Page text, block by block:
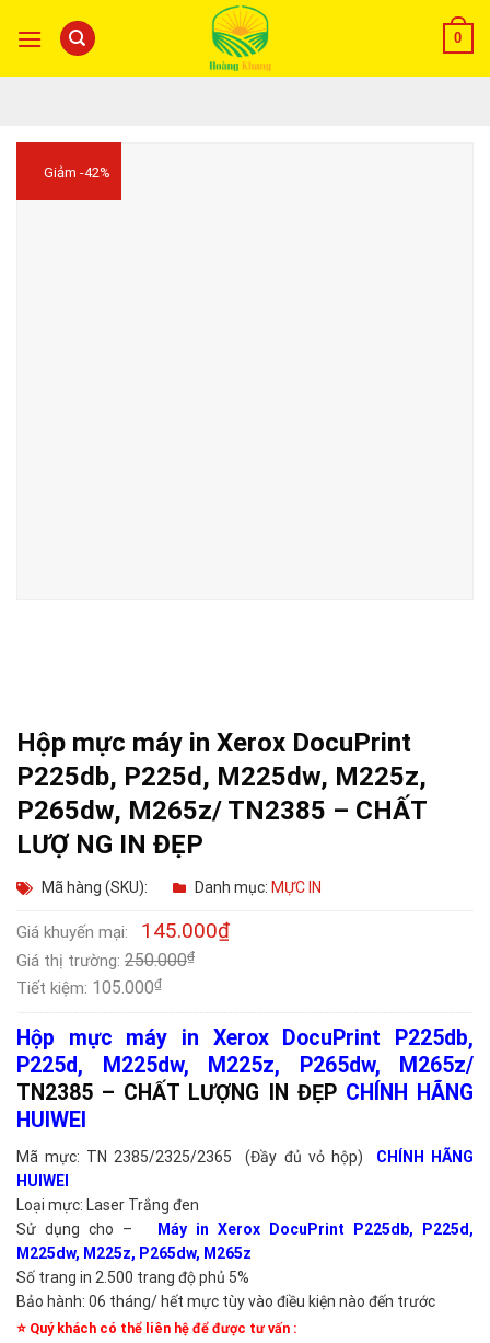
0
Giảm -42%
Hộp mực máy in Xerox DocuPrint
P225db, P225d, M225dw, M225z,
P265dw, M265z/ TN2385 – CHẤT
LƯỢ NG IN ĐẸP
Mã hàng (SKU): Danh mục: MỰC IN
Giá khuyến mại: 145.000₫
Giá thị trường: 250.000₫
Tiết kiệm: 105.000₫
Hộp mực máy in Xerox DocuPrint P225db,
P225d, M225dw, M225z, P265dw, M265z/
TN2385 – CHẤT LƯỢNG IN ĐẸP CHÍNH HÃNG
HUIWEI
Mã mực: TN 2385/2325/2365 (Đầy đủ vỏ hộp) CHÍNH HÃNG
HUIWEI
Loại mực: Laser Trắng đen
Sử dụng cho –
Máy in Xerox DocuPrint P225db, P225d,
M225dw, M225z, P265dw, M265z
Số trang in 2.500 trang độ phủ 5%
Bảo hành: 06 tháng/ hết mực tùy vào điều kiện nào đến trước
⭐️ Quý khách có thể liên hệ để được tư vấn :